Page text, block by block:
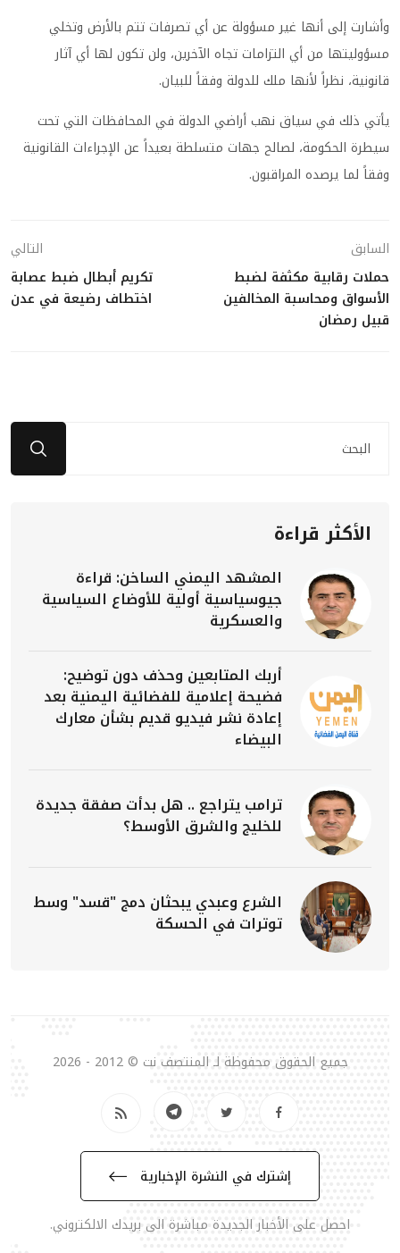
وأشارت إلى أنها غير مسؤولة عن أي تصرفات تتم بالأرض وتخلي
مسؤوليتها من أي التزامات تجاه الآخرين، ولن تكون لها أي آثار
قانونية، نظراً لأنها ملك للدولة وفقاً للبيان.
يأتي ذلك في سياق نهب أراضي الدولة في المحافظات التي تحت
سيطرة الحكومة، لصالح جهات متسلطة بعيداً عن الإجراءات القانونية
وفقاً لما يرصده المراقبون.
السابق
حملات رقابية مكثفة لضبط
الأسواق ومحاسبة المخالفين
قبيل رمضان
التالي
تكريم أبطال ضبط عصابة
اختطاف رضيعة في عدن
الأكثر قراءة
المشهد اليمني الساخن: قراءة
جيوسياسية أولية للأوضاع السياسية
والعسكرية
أربك المتابعين وحذف دون توضيح:
فضيحة إعلامية للفضائية اليمنية بعد
إعادة نشر فيديو قديم بشأن معارك
البيضاء
ترامب يتراجع .. هل بدأت صفقة جديدة
للخليج والشرق الأوسط؟
الشرع وعبدي يبحثان دمج "قسد" وسط
توترات في الحسكة
جميع الحقوق محفوظة لـ المنتصف نت © 2012 - 2026
إشترك في النشرة الإخبارية
احصل على الأخبار الجديدة مباشرة الى بريدك الالكتروني.